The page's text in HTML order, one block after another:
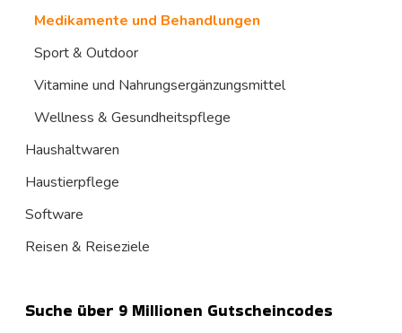
Medikamente und Behandlungen
Sport & Outdoor
Vitamine und Nahrungsergänzungsmittel
Wellness & Gesundheitspflege
Haushaltwaren
Haustierpflege
Software
Reisen & Reiseziele
Suche über 9 Millionen Gutscheincodes